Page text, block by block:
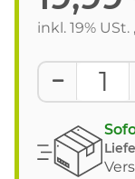
inkl. 19% USt.